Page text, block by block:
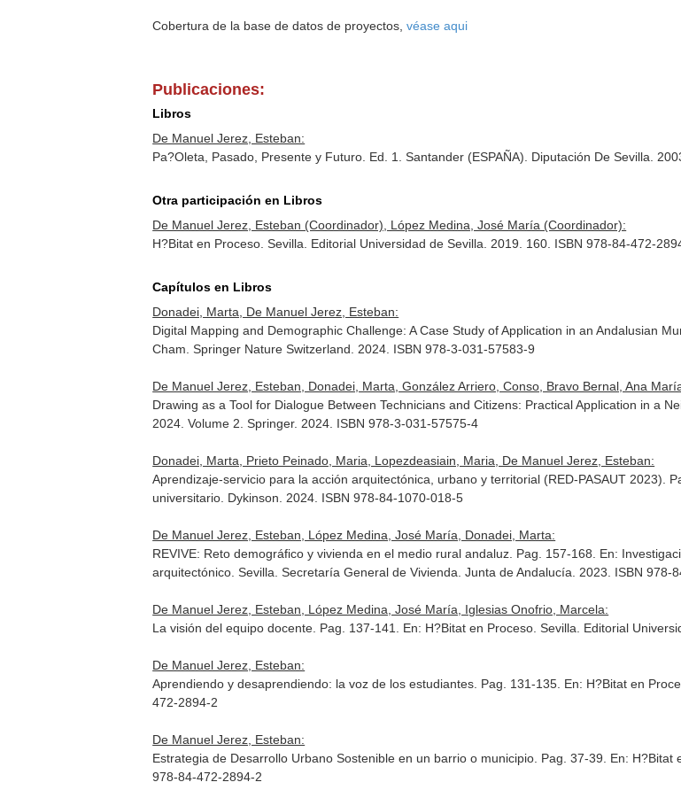
Cobertura de la base de datos de proyectos,véase aqui
Publicaciones:
Libros
De Manuel Jerez, Esteban:
Pa?Oleta, Pasado, Presente y Futuro. Ed. 1. Santander (ESPAÑA). Diputación De Sevilla.
Otra participación en Libros
De Manuel Jerez, Esteban (Coordinador), López Medina, José María (Coordinador):
H?Bitat en Proceso. Sevilla. Editorial Universidad de Sevilla. 2019. 160. ISBN 978-84-472-
Capítulos en Libros
Donadei, Marta, De Manuel Jerez, Esteban:
Digital Mapping and Demographic Challenge: A Case Study of Application in an Andalusian
Cham. Springer Nature Switzerland. 2024. ISBN 978-3-031-57583-9
De Manuel Jerez, Esteban, Donadei, Marta, González Arriero, Conso, Bravo Bernal, Ana
Drawing as a Tool for Dialogue Between Technicians and Citizens: Practical Application in a
2024. Volume 2 . Springer. 2024. ISBN 978-3-031-57575-4
Donadei, Marta, Prieto Peinado, Maria, Lopezdeasiain, Maria, De Manuel Jerez, Esteban:
Aprendizaje-servicio para la acción arquitectónica, urbano y territorial (RED-PASAUT 2023).
universitario . Dykinson. 2024. ISBN 978-84-1070-018-5
De Manuel Jerez, Esteban, López Medina, José María, Donadei, Marta:
REVIVE: Reto demográfico y vivienda en el medio rural andaluz. Pag. 157-168. En:
arquitectónico . Sevilla. Secretaría General de Vivienda. Junta de Andalucía. 2023. ISBN 978-
De Manuel Jerez, Esteban, López Medina, José María, Iglesias Onofrio, Marcela:
La visión del equipo docente. Pag. 137-141. En: H?Bitat en Proceso . Sevilla. Editorial
De Manuel Jerez, Esteban:
Aprendiendo y desaprendiendo: la voz de los estudiantes. Pag. 131-135. En: H?Bitat en
472-2894-2
De Manuel Jerez, Esteban:
Estrategia de Desarrollo Urbano Sostenible en un barrio o municipio. Pag. 37-39. En: H?Bitat
978-84-472-2894-2